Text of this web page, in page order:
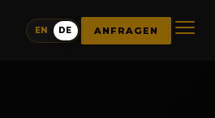
EN DE ANFRAGEN